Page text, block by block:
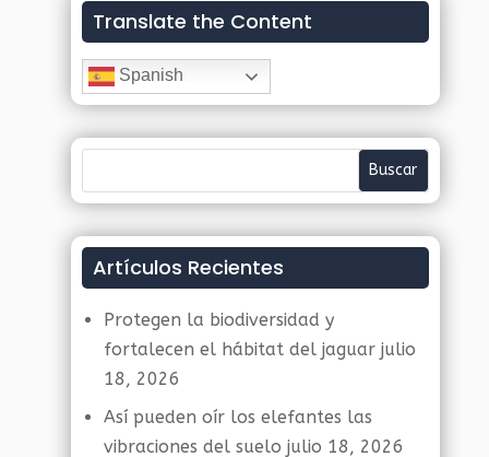
Translate the Content
Spanish
Artículos Recientes
Protegen la biodiversidad y
fortalecen el hábitat del jaguar julio
18, 2026
Así pueden oír los elefantes las
vibraciones del suelo julio 18, 2026